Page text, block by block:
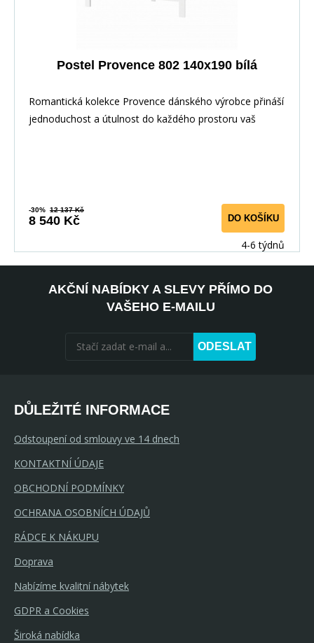
Postel Provence 802 140x190 bílá
Romantická kolekce Provence dánského výrobce přináší
jednoduchost a útulnost do každého prostoru vaš
-30% 12 137 Kč
8 540 Kč DO KOŠÍKU
4-6 týdnů
AKČNÍ NABÍDKY A SLEVY PŘÍMO DO
VAŠEHO E-MAILU
ODESLAT
DŮLEŽITÉ INFORMACE
Odstoupení od smlouvy ve 14 dnech
KONTAKTNÍ ÚDAJE
OBCHODNÍ PODMÍNKY
OCHRANA OSOBNÍCH ÚDAJŮ
RÁDCE K NÁKUPU
Doprava
Nabízíme kvalitní nábytek
GDPR a Cookies
Široká nabídka